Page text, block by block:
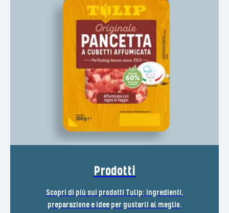
Prodotti
Scopri di più sui prodotti Tulip: ingredienti,
preparazione e idee per gustarli al meglio.